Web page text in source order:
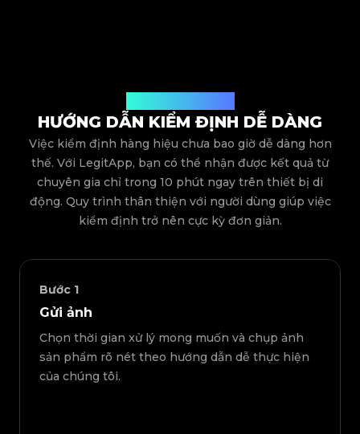
HƯỚNG DẪN KIỂM ĐỊNH DỄ DÀNG
Việc kiểm định hàng hiệu chưa bao giờ dễ dàng hơn
thế. Với LegitApp, bạn có thể nhận được kết quả từ
chuyên gia chỉ trong 10 phút ngay trên thiết bị di
động. Quy trình thân thiện với người dùng giúp việc
kiểm định trở nên cực kỳ đơn giản.
Bước 1
Gửi ảnh
Chọn thời gian xử lý mong muốn và chụp ảnh
sản phẩm rõ nét theo hướng dẫn dễ thực hiện
của chúng tôi.